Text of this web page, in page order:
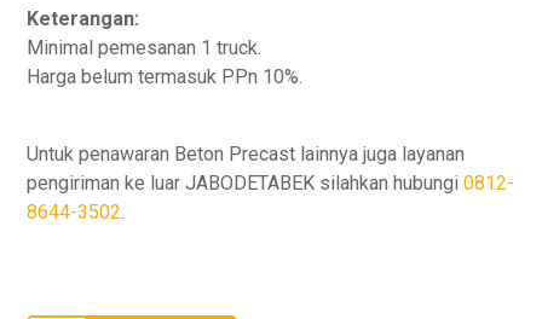
Keterangan:
Minimal pemesanan 1 truck.
Harga belum termasuk PPn 10%.
Untuk penawaran Beton Precast lainnya juga layanan
pengiriman ke luar JABODETABEK silahkan hubungi0812-
8644-3502.